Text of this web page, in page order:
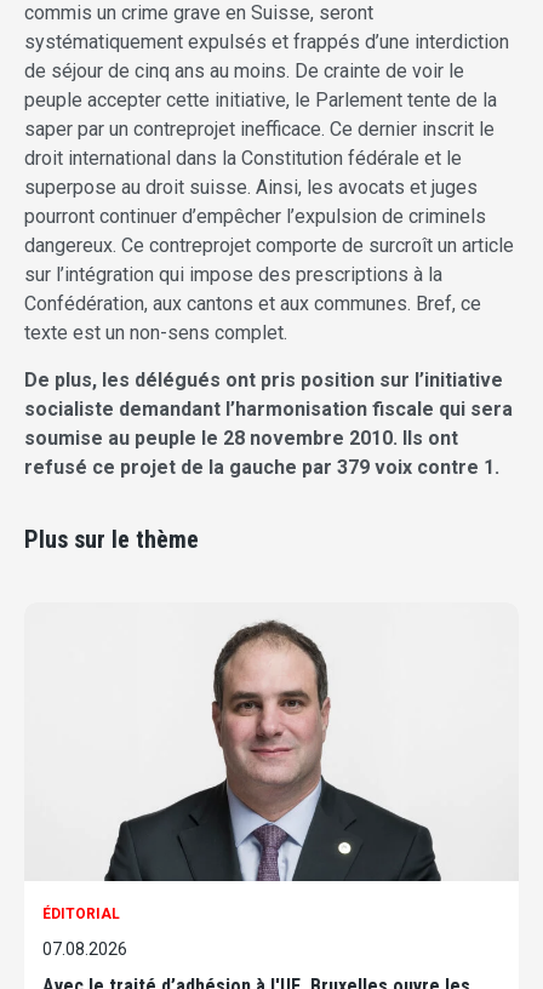
commis un crime grave en Suisse, seront
systématiquement expulsés et frappés d’une interdiction
de séjour de cinq ans au moins. De crainte de voir le
peuple accepter cette initiative, le Parlement tente de la
saper par un contreprojet inefficace. Ce dernier inscrit le
droit international dans la Constitution fédérale et le
superpose au droit suisse. Ainsi, les avocats et juges
pourront continuer d’empêcher l’expulsion de criminels
dangereux. Ce contreprojet comporte de surcroît un article
sur l’intégration qui impose des prescriptions à la
Confédération, aux cantons et aux communes. Bref, ce
texte est un non-sens complet.
De plus, les délégués ont pris position sur l’initiative
socialiste demandant l’harmonisation fiscale qui sera
soumise au peuple le 28 novembre 2010. Ils ont
refusé ce projet de la gauche par 379 voix contre 1.
Plus sur le thème
ÉDITORIAL
07.08.2026